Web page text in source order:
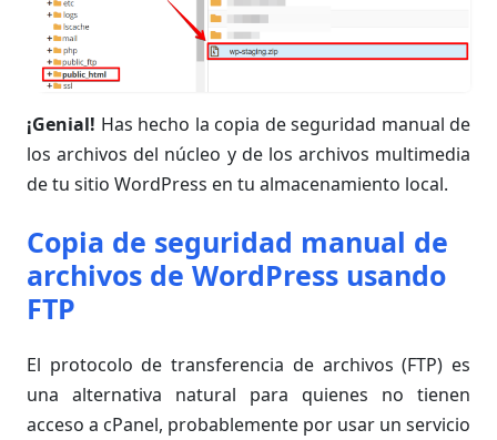
¡Genial! Has hecho la copia de seguridad manual de
los archivos del núcleo y de los archivos multimedia
de tu sitio WordPress en tu almacenamiento local.
Copia de seguridad manual de
archivos de WordPress usando
FTP
El protocolo de transferencia de archivos (FTP) es
una alternativa natural para quienes no tienen
acceso a cPanel, probablemente por usar un servicio